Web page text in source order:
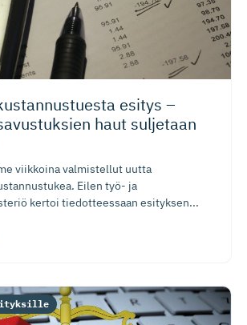
esitys –
haut suljetaan
viikkoina valmistellut uutta
Eilen työ- ja
kertoi tiedotteessaan esityksen...